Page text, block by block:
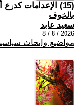
(15) الإعدامات
بالخوف
سعيد عابد
2026 / 8 / 8
مواضيع وابحاث